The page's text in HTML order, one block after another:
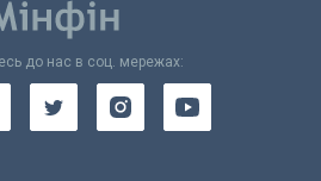
до нас в соц. мережах: